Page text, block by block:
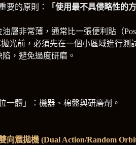
要的原則： 「使用最不具侵略性的
油層非常薄，通常比一張便利貼（
拋光前，必須先在一個小區域進行
，避免過度研磨。
一體」：機器、棉盤與研磨劑。
向震拋機 (Dual Action/Random